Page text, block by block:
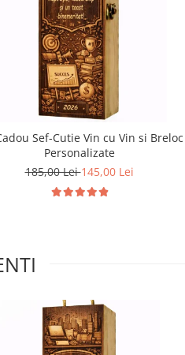
Sef-Cutie Vin cu Vin si Breloc
Personalizate
185,00 Lei145,00 Lei